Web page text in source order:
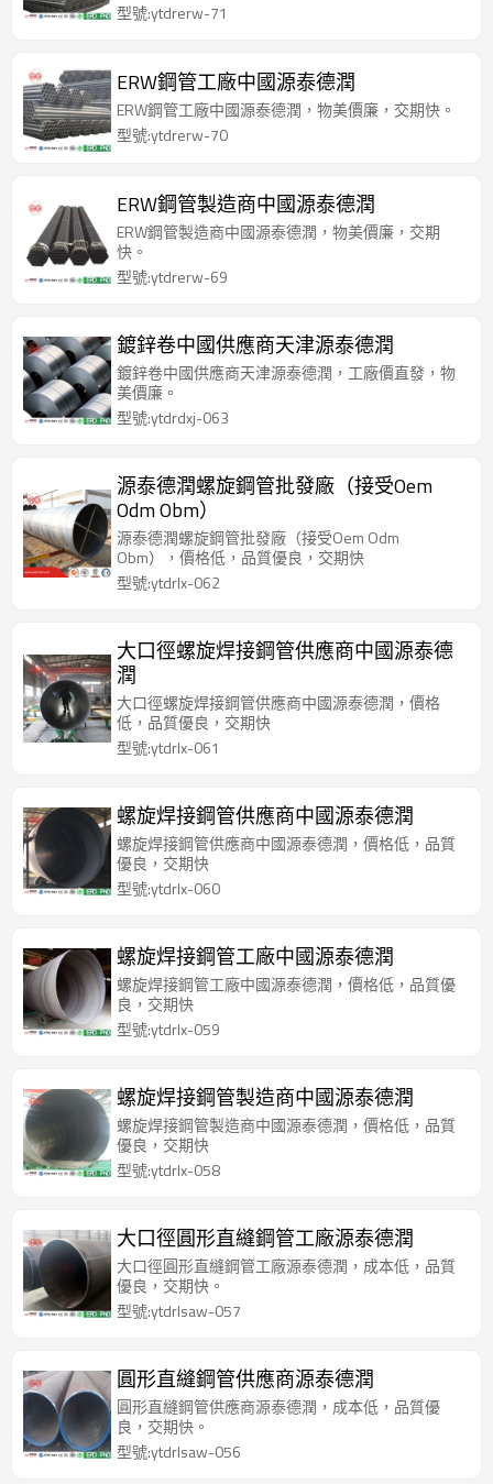
型號:ytdrerw-71
ERW鋼管工廠中國源泰德潤
ERW鋼管工廠中國源泰德潤，物美價廉，交期快。
型號:ytdrerw-70
ERW鋼管製造商中國源泰德潤
ERW鋼管製造商中國源泰德潤，物美價廉，交期
快。
型號:ytdrerw-69
鍍鋅卷中國供應商天津源泰德潤
鍍鋅卷中國供應商天津源泰德潤，工廠價直發，物
美價廉。
型號:ytdrdxj-063
源泰德潤螺旋鋼管批發廠（接受Oem
Odm Obm）
源泰德潤螺旋鋼管批發廠（接受Oem Odm
Obm），價格低，品質優良，交期快
型號:ytdrlx-062
大口徑螺旋焊接鋼管供應商中國源泰德
潤
大口徑螺旋焊接鋼管供應商中國源泰德潤，價格
低，品質優良，交期快
型號:ytdrlx-061
螺旋焊接鋼管供應商中國源泰德潤
螺旋焊接鋼管供應商中國源泰德潤，價格低，品質
優良，交期快
型號:ytdrlx-060
螺旋焊接鋼管工廠中國源泰德潤
螺旋焊接鋼管工廠中國源泰德潤，價格低，品質優
良，交期快
型號:ytdrlx-059
螺旋焊接鋼管製造商中國源泰德潤
螺旋焊接鋼管製造商中國源泰德潤，價格低，品質
優良，交期快
型號:ytdrlx-058
大口徑圓形直縫鋼管工廠源泰德潤
大口徑圓形直縫鋼管工廠源泰德潤，成本低，品質
優良，交期快。
型號:ytdrlsaw-057
圓形直縫鋼管供應商源泰德潤
圓形直縫鋼管供應商源泰德潤，成本低，品質優
良，交期快。
型號:ytdrlsaw-056